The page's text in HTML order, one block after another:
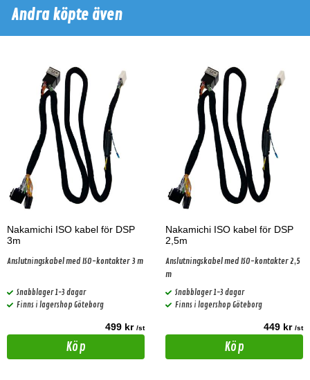
Andra köpte även
Nakamichi ISO kabel för DSP
3m
Anslutningskabel med ISO-kontakter 3 m
Snabblager 1-3 dagar
Finns i lagershop Göteborg
499 kr /st
Köp
Nakamichi ISO kabel för DSP
2,5m
Anslutningskabel med ISO-kontakter 2,5
m
Snabblager 1-3 dagar
Finns i lagershop Göteborg
449 kr /st
Köp